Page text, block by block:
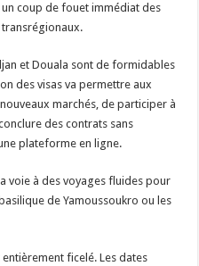
coup de fouet immédiat des
et Douala sont de formidables
des visas va permettre aux
marchés, de participer à
des contrats sans
plateforme en ligne.
voie à des voyages fluides pour
de Yamoussoukro ou les
entièrement ficelé. Les dates